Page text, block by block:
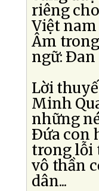
riêng
Việt
Âm
ngữ: Ðan
Lời
Minh
những
Ðứa con
trong lỗi
vô thần
dân...